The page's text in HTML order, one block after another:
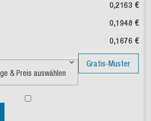
0,2163 €
0,1948 €
0,1676 €
Gratis-Muster